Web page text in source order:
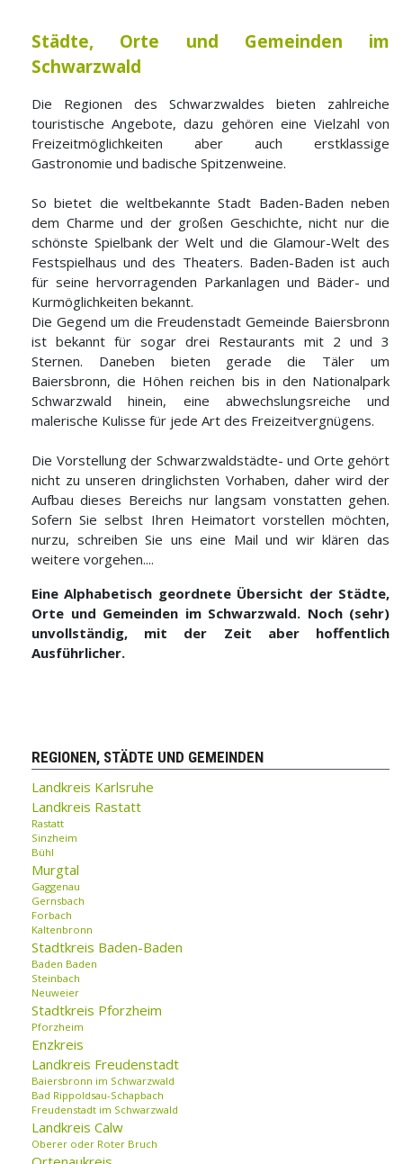
Städte, Orte und Gemeinden im
Schwarzwald
Die Regionen des Schwarzwaldes bieten zahlreiche
touristische Angebote, dazu gehören eine Vielzahl von
Freizeitmöglichkeiten aber auch erstklassige
Gastronomie und badische Spitzenweine.
So bietet die weltbekannte Stadt Baden-Baden neben
dem Charme und der großen Geschichte, nicht nur die
schönste Spielbank der Welt und die Glamour-Welt des
Festspielhaus und des Theaters. Baden-Baden ist auch
für seine hervorragenden Parkanlagen und Bäder- und
Kurmöglichkeiten bekannt.
Die Gegend um die Freudenstadt Gemeinde Baiersbronn
ist bekannt für sogar drei Restaurants mit 2 und 3
Sternen. Daneben bieten gerade die Täler um
Baiersbronn, die Höhen reichen bis in den Nationalpark
Schwarzwald hinein, eine abwechslungsreiche und
malerische Kulisse für jede Art des Freizeitvergnügens.
Die Vorstellung der Schwarzwaldstädte- und Orte gehört
nicht zu unseren dringlichsten Vorhaben, daher wird der
Aufbau dieses Bereichs nur langsam vonstatten gehen.
Sofern Sie selbst Ihren Heimatort vorstellen möchten,
nurzu, schreiben Sie uns eine Mail und wir klären das
weitere vorgehen....
Eine Alphabetisch geordnete Übersicht der Städte,
Orte und Gemeinden im Schwarzwald. Noch (sehr)
unvollständig, mit der Zeit aber hoffentlich
Ausführlicher.
REGIONEN, STÄDTE UND GEMEINDEN
Landkreis Karlsruhe
Landkreis Rastatt
Rastatt
Sinzheim
Bühl
Murgtal
Gaggenau
Gernsbach
Forbach
Kaltenbronn
Stadtkreis Baden-Baden
Baden Baden
Steinbach
Neuweier
Stadtkreis Pforzheim
Pforzheim
Enzkreis
Landkreis Freudenstadt
Baiersbronn im Schwarzwald
Bad Rippoldsau-Schapbach
Freudenstadt im Schwarzwald
Landkreis Calw
Oberer oder Roter Bruch